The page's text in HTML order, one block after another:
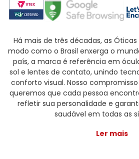
Há mais de três décadas, as
modo como o Brasil enxerga o
país, a marca é referência em
sol e lentes de contato, unindo
conforto visual. Nosso
queremos que cada pessoa
refletir sua personalidade e
saudável em todas as
Ler mais